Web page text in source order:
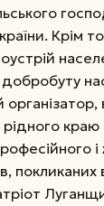
Крім
краю
і